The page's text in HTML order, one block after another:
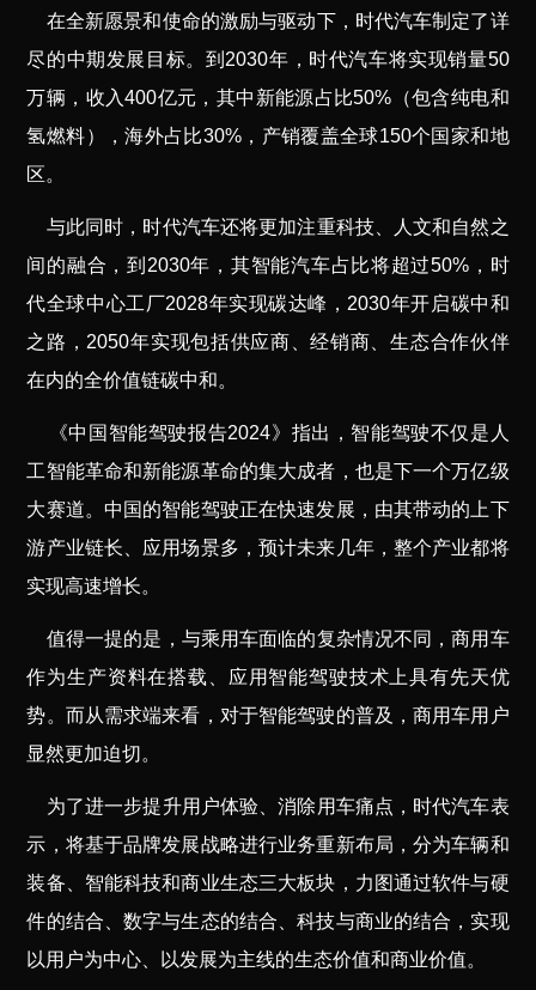
在全新愿景和使命的激励与驱动下，时代汽车制定了详
尽的中期发展目标。到2030年，时代汽车将实现销量50
万辆，收入400亿元，其中新能源占比50%（包含纯电和
氢燃料），海外占比30%，产销覆盖全球150个国家和地
区。
与此同时，时代汽车还将更加注重科技、人文和自然之
间的融合，到2030年，其智能汽车占比将超过50%，时
代全球中心工厂2028年实现碳达峰，2030年开启碳中和
之路，2050年实现包括供应商、经销商、生态合作伙伴
在内的全价值链碳中和。
《中国智能驾驶报告2024》指出，智能驾驶不仅是人
工智能革命和新能源革命的集大成者，也是下一个万亿级
大赛道。中国的智能驾驶正在快速发展，由其带动的上下
游产业链长、应用场景多，预计未来几年，整个产业都将
实现高速增长。
值得一提的是，与乘用车面临的复杂情况不同，商用车
作为生产资料在搭载、应用智能驾驶技术上具有先天优
势。而从需求端来看，对于智能驾驶的普及，商用车用户
显然更加迫切。
为了进一步提升用户体验、消除用车痛点，时代汽车表
示，将基于品牌发展战略进行业务重新布局，分为车辆和
装备、智能科技和商业生态三大板块，力图通过软件与硬
件的结合、数字与生态的结合、科技与商业的结合，实现
以用户为中心、以发展为主线的生态价值和商业价值。